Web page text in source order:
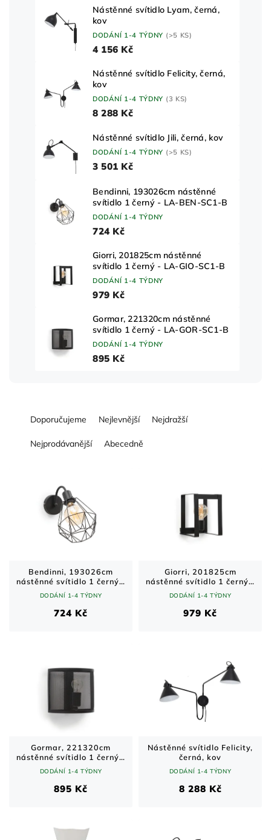
Nástěnné svítidlo Lyam, černá,
kov
DODÁNÍ 1-4 TÝDNY (>5 KS)
4 156 Kč
Nástěnné svítidlo Felicity, černá,
kov
DODÁNÍ 1-4 TÝDNY (3 KS)
8 288 Kč
Nástěnné svítidlo Jili, černá, kov
DODÁNÍ 1-4 TÝDNY (>5 KS)
3 501 Kč
Bendinni, 193026cm nástěnné
svítidlo 1 černý - LA-BEN-SC1-B
DODÁNÍ 1-4 TÝDNY
724 Kč
Giorri, 201825cm nástěnné
svítidlo 1 černý - LA-GIO-SC1-B
DODÁNÍ 1-4 TÝDNY
979 Kč
Gormar, 221320cm nástěnné
svítidlo 1 černý - LA-GOR-SC1-B
DODÁNÍ 1-4 TÝDNY
895 Kč
Ř
a
ů
Doporučujeme Nejlevnější Nejdražší
Nejprodávanější Abecedně
Bendinni, 193026cm
nástěnné svítidlo 1 černý -
LA-BEN-SC1-B
DODÁNÍ 1-4 TÝDNY
724 Kč
Giorri, 201825cm
nástěnné svítidlo 1 černý -
LA-GIO-SC1-B
DODÁNÍ 1-4 TÝDNY
979 Kč
Gormar, 221320cm
nástěnné svítidlo 1 černý -
LA-GOR-SC1-B
DODÁNÍ 1-4 TÝDNY
895 Kč
Nástěnné svítidlo Felicity,
černá, kov
DODÁNÍ 1-4 TÝDNY
8 288 Kč